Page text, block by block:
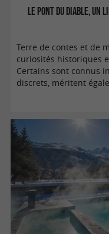
Le Pont du Diable, un
Terre de contes et de
curiosités historiques
Certains sont connus
discrets, méritent